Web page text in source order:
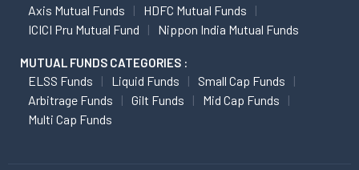
Axis Mutual Funds
HDFC Mutual Funds
ICICI Pru Mutual Fund
Nippon India Mutual Funds
MUTUAL FUNDS CATEGORIES :
ELSS Funds Liquid Funds
Small Cap Funds
Arbitrage Funds
Gilt Funds
Mid Cap Funds
Multi Cap Funds